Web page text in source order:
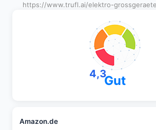
https://www.trufl.ai/elektro-
4,3Gut
Amazon.de